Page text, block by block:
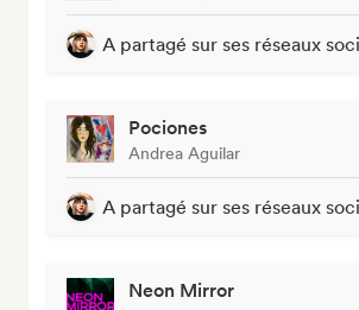
A partagé sur ses réseaux
Pociones
Andrea Aguilar
A partagé sur ses réseaux
Neon Mirror